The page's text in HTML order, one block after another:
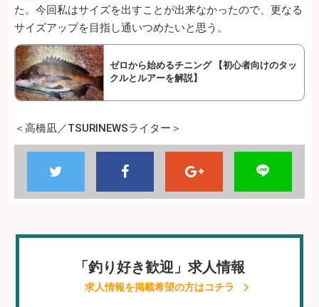
た。今回私はサイズを出すことが出来なかったので、更なる
サイズアップを目指し通いつめたいと思う。
ゼロから始めるチニング 【初心者向けのタッ
クルとルアーを解説】
＜高橋凪／TSURINEWSライター＞
「釣り好き歓迎」求人情報
求人情報を掲載希望の方はコチラ